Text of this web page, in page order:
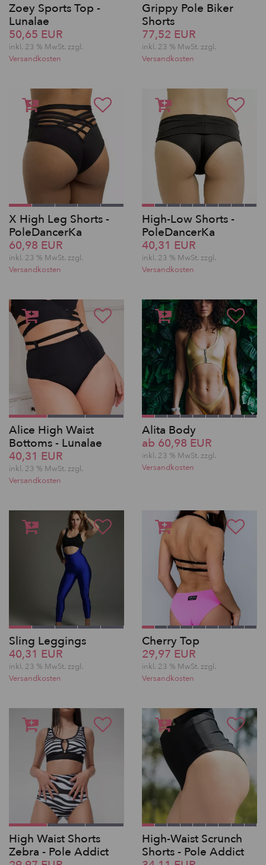
Zoey Sports Top -
Lunalae
50,65 EUR
inkl. 23 % MwSt. zzgl.
Versandkosten
Grippy Pole Biker
Shorts
77,52 EUR
inkl. 23 % MwSt. zzgl.
Versandkosten
X High Leg Shorts -
PoleDancerKa
60,98 EUR
inkl. 23 % MwSt. zzgl.
Versandkosten
High-Low Shorts -
PoleDancerKa
40,31 EUR
inkl. 23 % MwSt. zzgl.
Versandkosten
Alice High Waist
Bottoms - Lunalae
40,31 EUR
inkl. 23 % MwSt. zzgl.
Versandkosten
Alita Body
ab 60,98 EUR
inkl. 23 % MwSt. zzgl.
Versandkosten
Sling Leggings
40,31 EUR
inkl. 23 % MwSt. zzgl.
Versandkosten
Cherry Top
29,97 EUR
inkl. 23 % MwSt. zzgl.
Versandkosten
High Waist Shorts
Zebra - Pole Addict
High-Waist Scrunch
Shorts - Pole Addict